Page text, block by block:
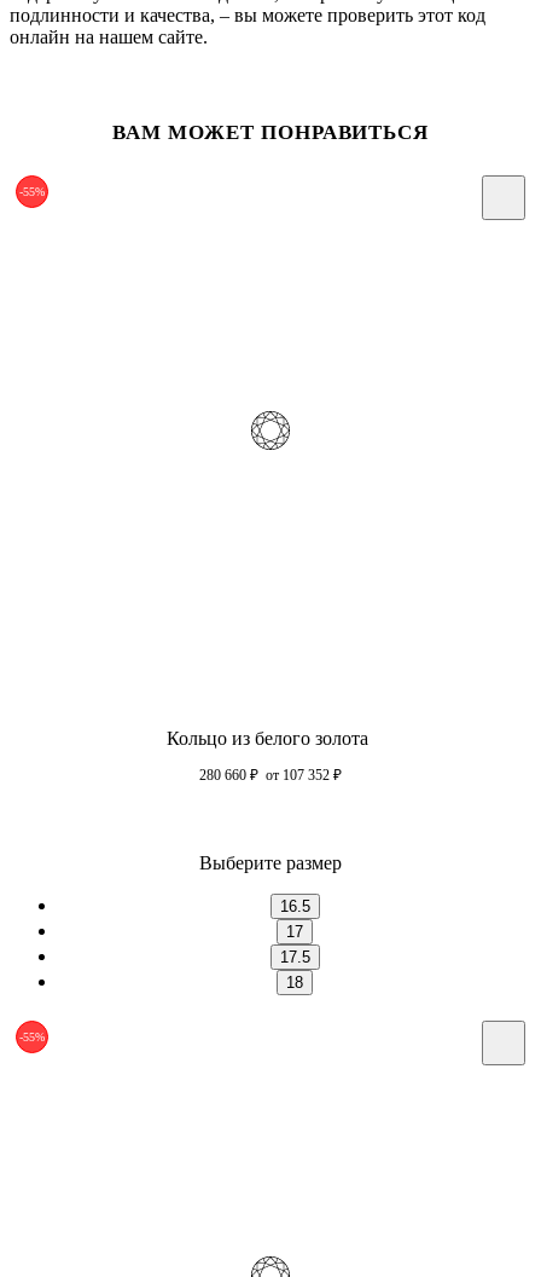
подлинности и качества, – вы можете проверить этот код
онлайн на нашем сайте.
ВАМ МОЖЕТ ПОНРАВИТЬСЯ
-55%
Кольцо из белого золота
280 660 ₽ от 107 352 ₽
Выберите размер
16.5
17
17.5
18
-55%